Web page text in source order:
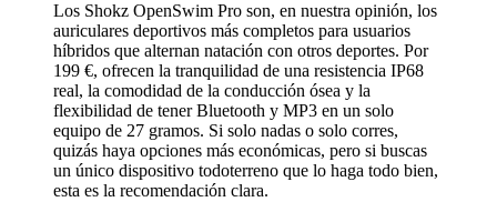
Los Shokz OpenSwim Pro son, en nuestra opinión, los
auriculares deportivos más completos para usuarios
híbridos que alternan natación con otros deportes. Por
199 €, ofrecen la tranquilidad de una resistencia IP68
real, la comodidad de la conducción ósea y la
flexibilidad de tener Bluetooth y MP3 en un solo
equipo de 27 gramos. Si solo nadas o solo corres,
quizás haya opciones más económicas, pero si buscas
un único dispositivo todoterreno que lo haga todo bien,
esta es la recomendación clara.